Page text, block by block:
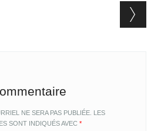
NE SERA PAS PUBLIÉE. LES
SONT INDIQUÉS AVEC*